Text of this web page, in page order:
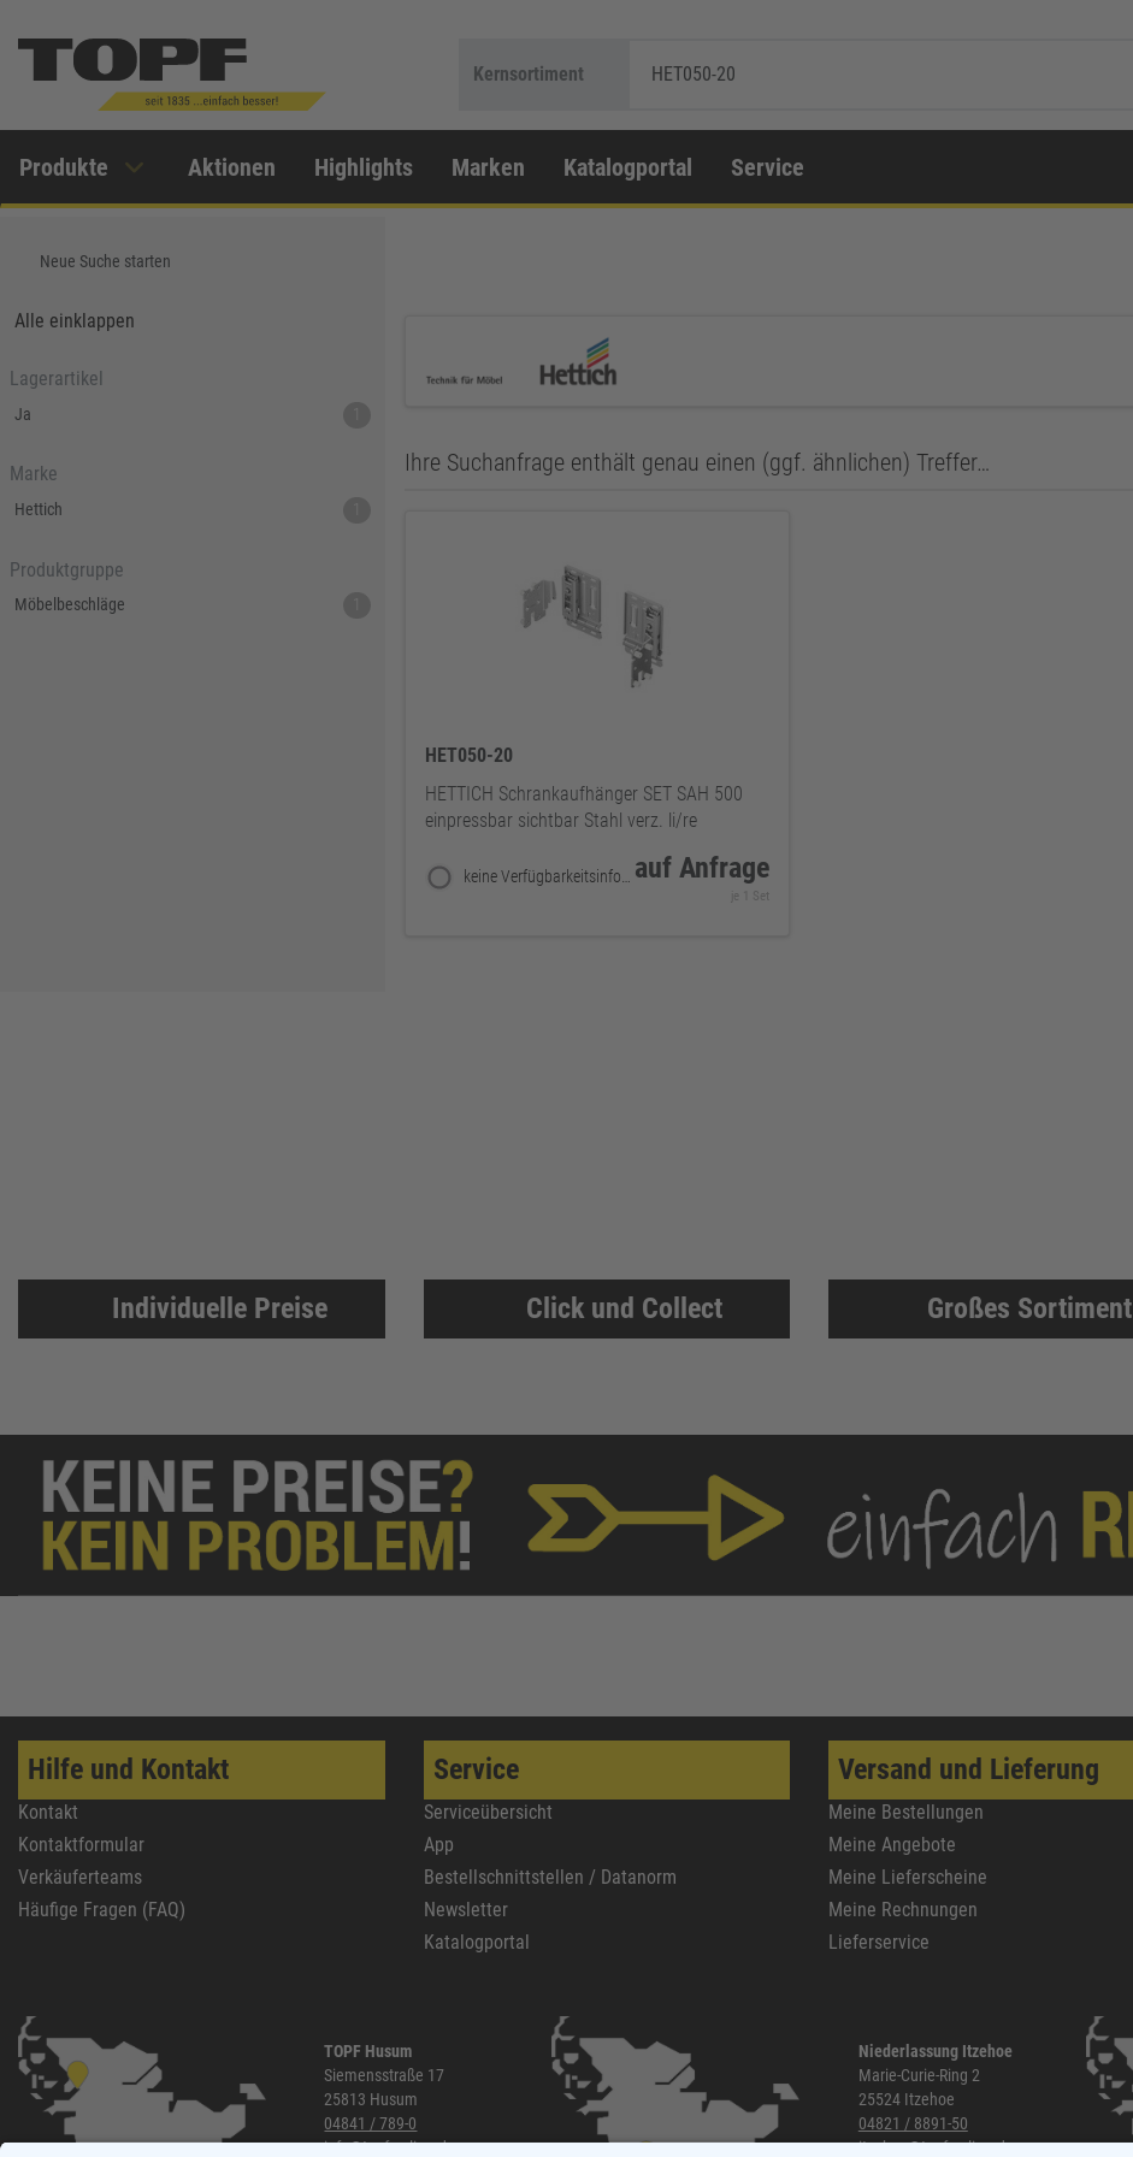
Kernsortiment HET050-20
Produkte Aktionen Highlights Marken Katalogportal Service
Neue Suche starten
Alle einklappen
Lagerartikel
Ja
Marke
Hettich
Produktgruppe
Möbelbeschläge
Ihre Suchanfrage enthält genau einen (ggf. ähnlichen) Treffer…
HET050-20
HETTICH Schrankaufhänger SET SAH 500
einpressbar sichtbar Stahl verz. li/re
keine Verfügbarkeitsinformationen auf Anfrage
je 1 Set
Individuelle Preise Click und Collect Großes Sortiment
Hilfe und Kontakt
Kontakt
Kontaktformular
Verkäuferteams
Häufige Fragen (FAQ)
Service
Serviceübersicht
App
Bestellschnittstellen / Datanorm
Newsletter
Katalogportal
Versand und Lieferung
Meine Bestellungen
Meine Angebote
Meine Lieferscheine
Meine Rechnungen
Lieferservice
TOPF Husum
Siemensstraße 17
25813 Husum
04841 / 789-0
info@topf-online.de
Niederlassung Itzehoe
Marie-Curie-Ring 2
25524 Itzehoe
04821 / 8891-50
itzehoe@topf-online.de